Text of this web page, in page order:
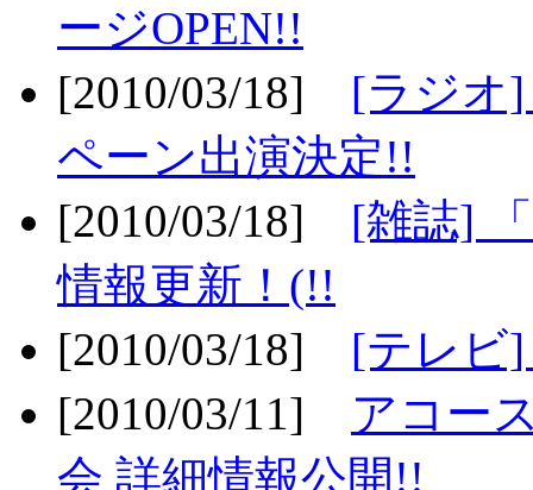
ージOPEN!!
[2010/03/18] [ラジオ
ペーン出演決定!!
[2010/03/18] [雑誌]
情報更新！(!!
[2010/03/18] [テレビ
[2010/03/11] アコー
会 詳細情報公開!!